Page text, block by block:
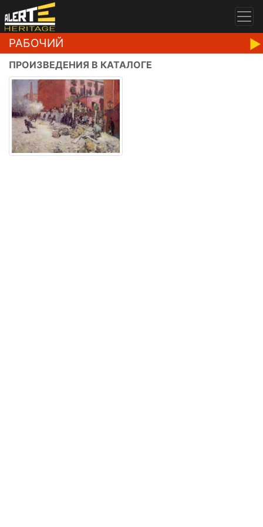
РАБОЧИЙ
ПРОИЗВЕДЕНИЯ В КАТАЛОГЕ